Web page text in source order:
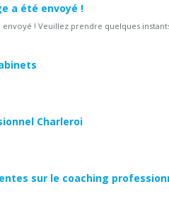
a été envoyé !
! Veuillez prendre quelques
Charleroi
sur le coaching